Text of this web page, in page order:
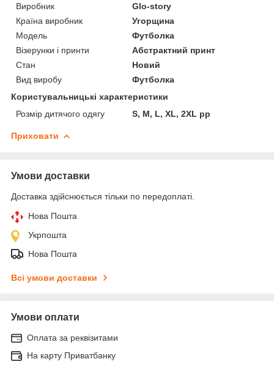
Виробник
Glo-story
Країна виробник
Угорщина
Модель
Футболка
Візерунки і принти
Абстрактний принт
Стан
Новий
Вид виробу
Футболка
Користувальницькі характеристики
Розмір дитячого одягу
S, M, L, XL, 2XL рр
Приховати
Умови доставки
Доставка здійснюється тільки по передоплаті.
Нова Пошта
Укрпошта
Нова Пошта
Всі умови доставки
Умови оплати
Оплата за реквізитами
На карту Приватбанку